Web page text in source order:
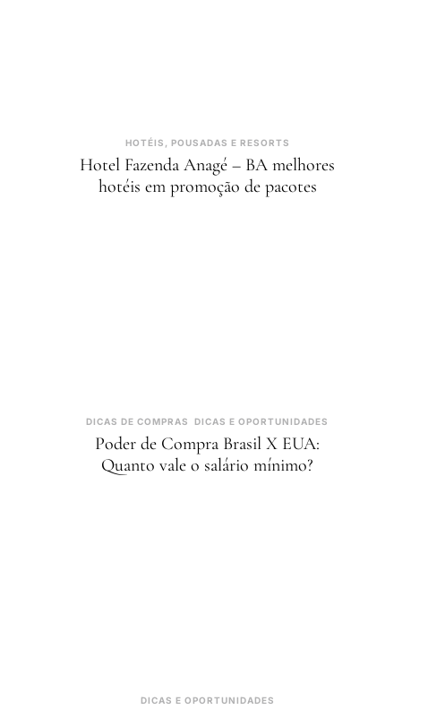
HOTÉIS, POUSADAS E RESORTS
Hotel Fazenda Anagé – BA melhores
hotéis em promoção de pacotes
DICAS DE COMPRAS DICAS E OPORTUNIDADES
Poder de Compra Brasil X EUA:
Quanto vale o salário mínimo?
DICAS E OPORTUNIDADES